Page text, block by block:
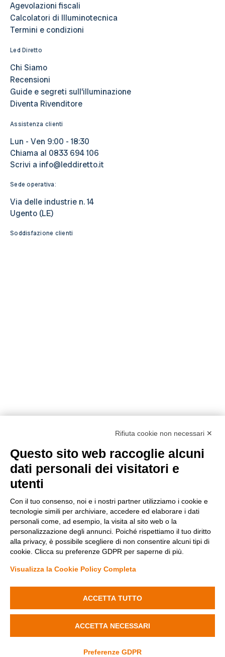
la
Portafaretto
Aumenta
la
quantità
di
Portafaretto
Rotondo
30mm
Agevolazioni fiscali
Calcolatori di Illuminotecnica
Termini e condizioni
Led Diretto
Chi Siamo
Recensioni
Guide e segreti sull’illuminazione
Diventa Rivenditore
Assistenza clienti
Lun - Ven 9:00 - 18:30
Chiama al 0833 694 106
Scrivi a info@leddiretto.it
Sede operativa:
Via delle industrie n. 14
Ugento (LE)
Soddisfazione clienti
Metodi di pagamento
Condizioni di vendita
Privacy Policy
Modifica preferenze Cookie
Fenyx Italia SRL - Sede operativa: Ugento (LE) 73059 Via delle industrie
n. 14 - C.F./P.IVA 04690170750
Rifiuta cookie non necessari ✕
Questo sito web raccoglie alcuni
dati personali dei visitatori e
utenti
Con il tuo consenso, noi e i nostri partner utilizziamo i cookie e
tecnologie simili per archiviare, accedere ed elaborare i dati
personali come, ad esempio, la visita al sito web o la
personalizzazione degli annunci. Poiché rispettiamo il tuo diritto
alla privacy, è possibile scegliere di non consentire alcuni tipi di
cookie. Clicca su preferenze GDPR per saperne di più.
Visualizza la Cookie Policy Completa
ACCETTA TUTTO
ACCETTA NECESSARI
Preferenze GDPR